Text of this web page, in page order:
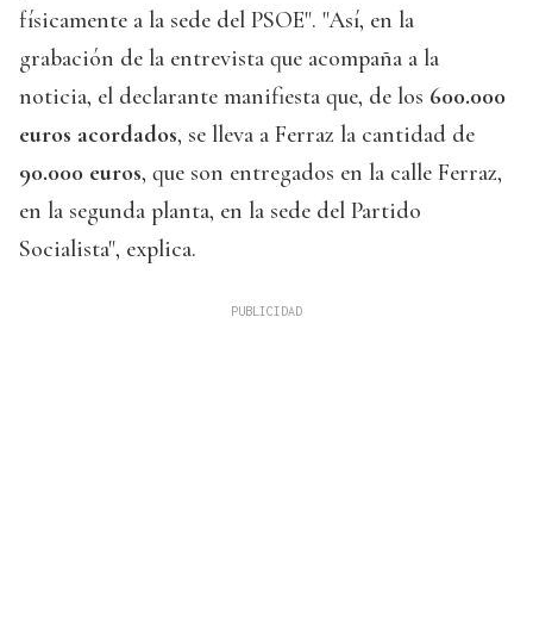
físicamente a la sede del PSOE". "Así, en la
grabación de la entrevista que acompaña a la
noticia, el declarante manifiesta que, de los 600.000
euros acordados, se lleva a Ferraz la cantidad de
90.000 euros, que son entregados en la calle Ferraz,
en la segunda planta, en la sede del Partido
Socialista", explica.